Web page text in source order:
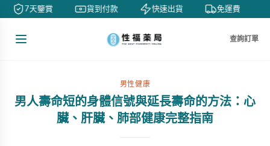
7天鑒賞 貨到付款 快速出貨 免運費
查詢訂單
男性健康
男人壽命短的身體信號與延長壽命的方法：心
臟、肝臟、肺部健康完整指南